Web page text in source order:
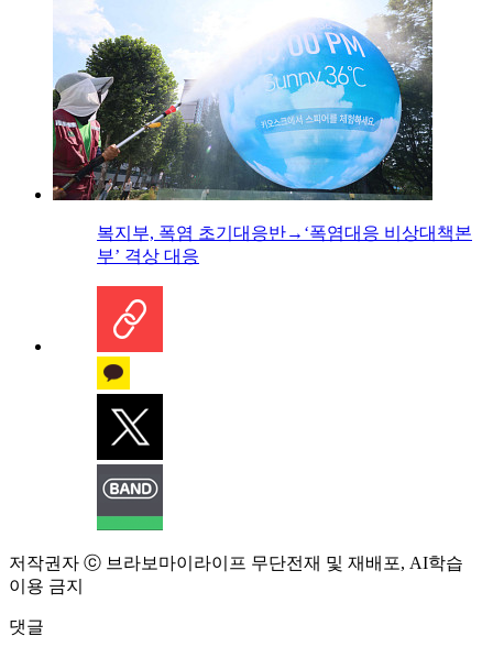
복지부, 폭염 초기대응반→‘폭염대응 비상대책본
부’ 격상 대응
저작권자 ⓒ 브라보마이라이프 무단전재 및 재배포, AI학습
이용 금지
댓글